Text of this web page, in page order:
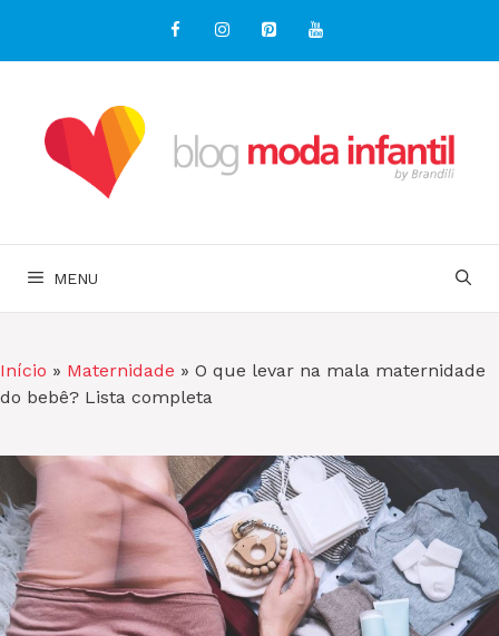
o
MENU
Início » Maternidade » O que levar na mala maternidade
do bebê? Lista completa